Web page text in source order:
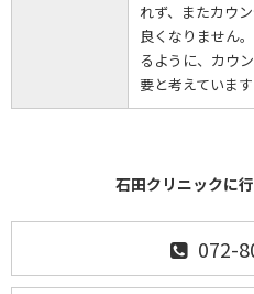
れず、またカウ
良くなりません
るように、カウ
要と考えています
石田クリニックに
072-